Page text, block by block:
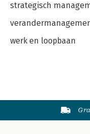
strategisch
werk en loopbaan